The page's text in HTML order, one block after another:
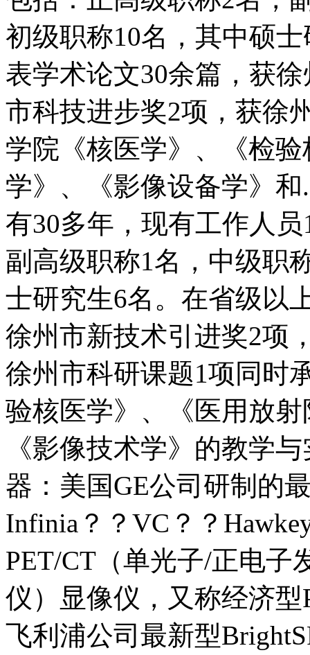
初级职称10名，其中硕
表学术论文30余篇，获
市科技进步奖2项，获徐
学院《核医学》、《检
学》、《影像设备学》和
有30多年，现有工作人
副高级职称1名，中级职
士研究生6名。在省级以
徐州市新技术引进奖2项
徐州市科研课题1项同时
验核医学》、《医用放
《影像技术学》的教学
器：美国GE公司研制的
Infinia？？VC？？
PET/CT（单光子/正电子
仪）显像仪，又称经济
飞利浦公司最新型